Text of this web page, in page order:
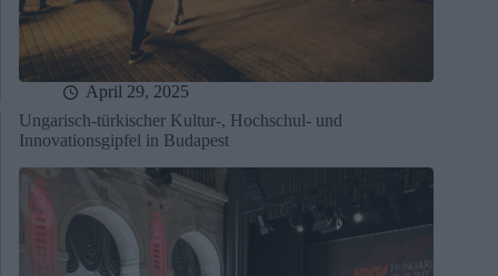
April 29, 2025
Ungarisch-türkischer Kultur-, Hochschul- und
Innovationsgipfel in Budapest